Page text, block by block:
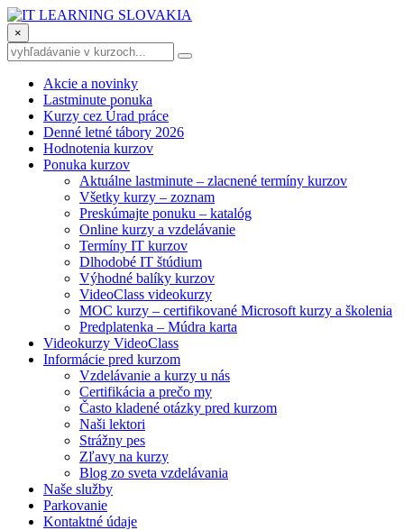
×
Akcie a novinky
Lastminute ponuka
Kurzy cez Úrad práce
Denné letné tábory 2026
Hodnotenia kurzov
Ponuka kurzov
Aktuálne lastminute – zlacnené termíny kurzov
Všetky kurzy – zoznam
Preskúmajte ponuku – katalóg
Online kurzy a vzdelávanie
Termíny IT kurzov
Dlhodobé IT štúdium
Výhodné balíky kurzov
VideoClass videokurzy
MOC kurzy – certifikované Microsoft kurzy a školenia
Predplatenka – Múdra karta
Videokurzy VideoClass
Informácie pred kurzom
Vzdelávanie a kurzy u nás
Certifikácia a prečo my
Často kladené otázky pred kurzom
Naši lektori
Strážny pes
Zľavy na kurzy
Blog zo sveta vzdelávania
Naše služby
Parkovanie
Kontaktné údaje